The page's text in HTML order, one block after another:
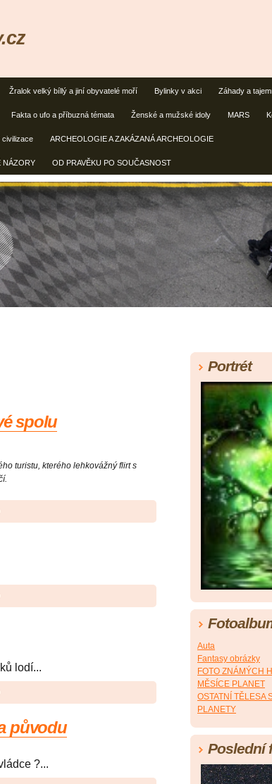
Žralok velký bíllý a jiní obyvatelé moří Bylinky v akci Záhady a
Fakta o ufo a příbuzná témata Ženské a mužské idoly MARS
civilizace ARCHEOLOGIE A ZAKÁZANÁ ARCHEOLOGIE
NÁZORY OD PRAVĚKU PO SOUČASNOST
spolu
turistu, kterého lehkovážný flirt s
lodí...
původu
?...
Portrét
Auta
Fantasy obrázky
FOTO ZNÁMÝCH
MĚSÍCE PLANET
OSTATNÍ TĚLESA
PLANETY
Poslední